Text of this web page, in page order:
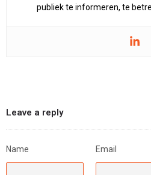
publiek te informeren, te
Leave a reply
Name Email